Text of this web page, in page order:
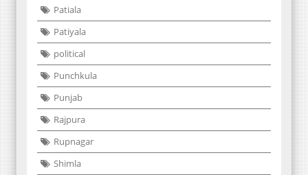
Patiala
Patiyala
political
Punchkula
Punjab
Rajpura
Rupnagar
Shimla